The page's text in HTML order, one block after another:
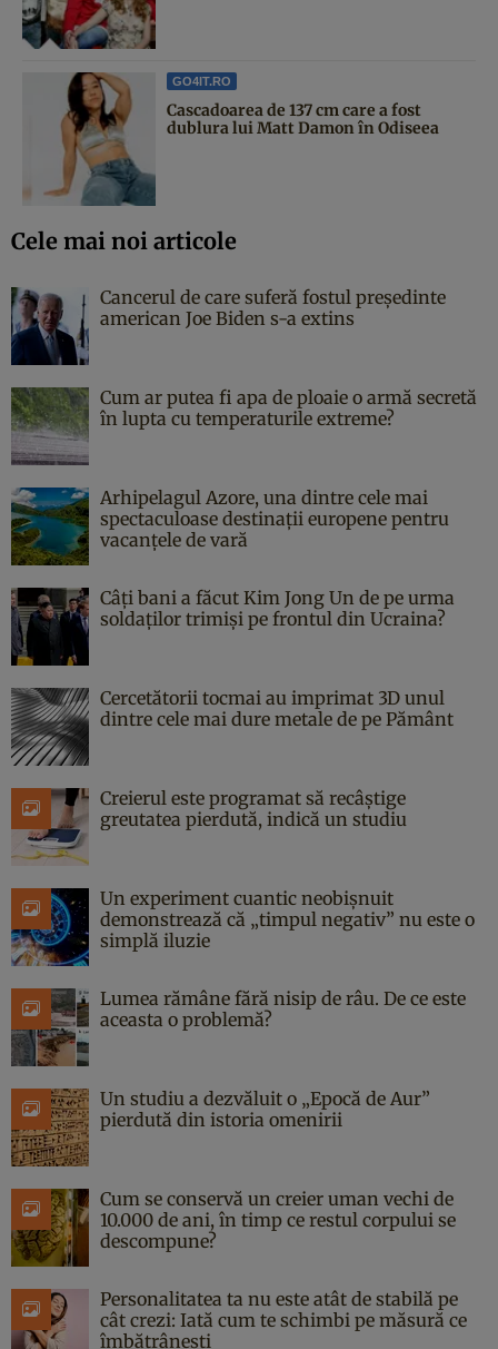
GO4IT.RO
Cascadoarea de 137 cm care a fost
dublura lui Matt Damon în Odiseea
Cele mai noi articole
Cancerul de care suferă fostul președinte
american Joe Biden s-a extins
Cum ar putea fi apa de ploaie o armă secretă
în lupta cu temperaturile extreme?
Arhipelagul Azore, una dintre cele mai
spectaculoase destinații europene pentru
vacanțele de vară
Câți bani a făcut Kim Jong Un de pe urma
soldaților trimiși pe frontul din Ucraina?
Cercetătorii tocmai au imprimat 3D unul
dintre cele mai dure metale de pe Pământ
Creierul este programat să recâștige
greutatea pierdută, indică un studiu
Un experiment cuantic neobișnuit
demonstrează că „timpul negativ” nu este o
simplă iluzie
Lumea rămâne fără nisip de râu. De ce este
aceasta o problemă?
Un studiu a dezvăluit o „Epocă de Aur”
pierdută din istoria omenirii
Cum se conservă un creier uman vechi de
10.000 de ani, în timp ce restul corpului se
descompune?
Personalitatea ta nu este atât de stabilă pe
cât crezi: Iată cum te schimbi pe măsură ce
îmbătrânești